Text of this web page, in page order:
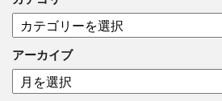
テ
ゴ
リ
ー
アーカイブ
ア
ー